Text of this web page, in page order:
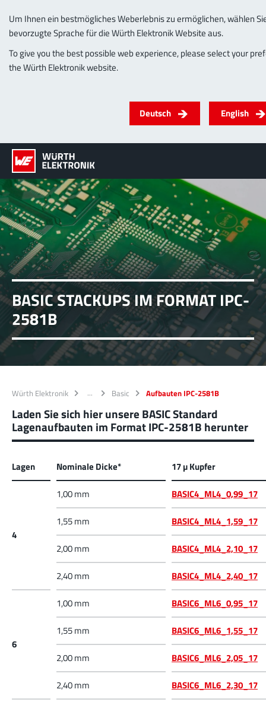
Um Ihnen ein bestmögliches Weberlebnis zu ermöglichen, wählen
bevorzugte Sprache für die Würth Elektronik Website aus.
To give you the best possible web experience, please select your
the Würth Elektronik website.
Deutsch English
BASIC STACKUPS IM FORMAT IPC-
2581B
Würth Elektronik Basic Aufbauten IPC-2581B
Laden Sie sich hier unsere BASIC Standard
Lagenaufbauten im Format IPC-2581B herunter
Lagen Nominale Dicke* 17 µ Kupfer
4
1,00 mm
BASIC4_ML4_0,99_17
1,55 mm
BASIC4_ML4_1,59_17
2,00 mm
BASIC4_ML4_2,10_17
2,40 mm
BASIC4_ML4_2,40_17
6
1,00 mm
BASIC6_ML6_0,95_17
1,55 mm
BASIC6_ML6_1,55_17
2,00 mm
BASIC6_ML6_2,05_17
2,40 mm
BASIC6_ML6_2,30_17